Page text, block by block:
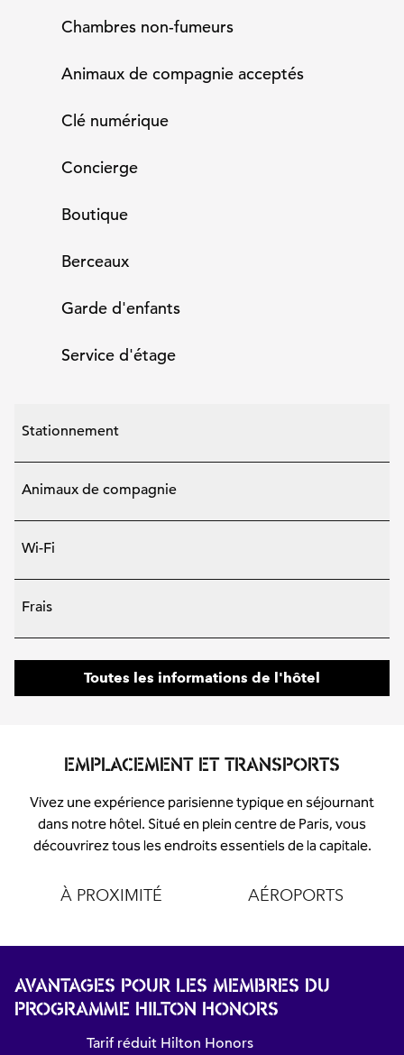
Chambres non-fumeurs
Animaux de compagnie acceptés
Clé numérique
Concierge
Boutique
Berceaux
Garde d'enfants
Service d'étage
Stationnement
Animaux de compagnie
Wi-Fi
Frais
Toutes les informations de l'hôtel
EMPLACEMENT ET TRANSPORTS
Vivez une expérience parisienne typique en séjournant
dans notre hôtel. Situé en plein centre de Paris, vous
découvrirez tous les endroits essentiels de la capitale.
À PROXIMITÉ AÉROPORTS
AVANTAGES POUR LES MEMBRES DU
PROGRAMME HILTON HONORS
Tarif réduit Hilton Honors